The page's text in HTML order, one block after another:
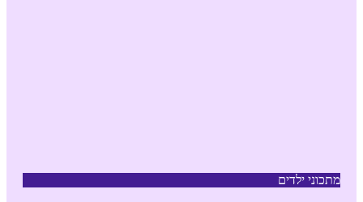
מתכוני ילדים